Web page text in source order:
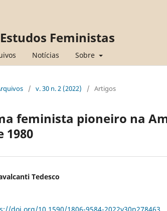
Feministas
Notícias Sobre
/ v. 30 n. 2 (2022) / Artigos
feminista pioneiro na
1980
Tedesco